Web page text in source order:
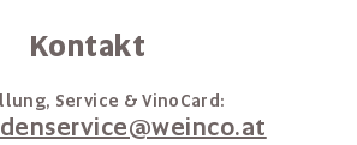
Kontakt
Service & VinoCard: